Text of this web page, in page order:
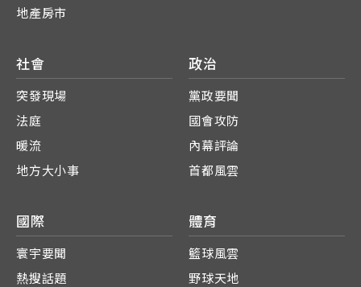
地產房市
社會
突發現場
法庭
暖流
地方大小事
政治
黨政要聞
國會攻防
內幕評論
首都風雲
國際
寰宇要聞
熱搜話題
體育
籃球風雲
野球天地